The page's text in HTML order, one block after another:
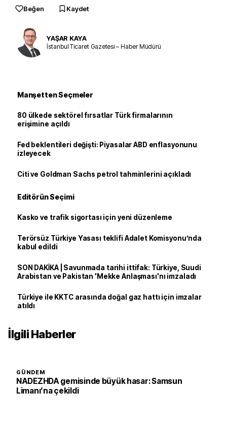
Beğen Kaydet
YAŞAR KAYA
İstanbul Ticaret Gazetesi – Haber Müdürü
Manşetten Seçmeler
80 ülkede sektörel fırsatlar Türk firmalarının
erişimine açıldı
Fed beklentileri değişti: Piyasalar ABD enflasyonunu
izleyecek
Citi ve Goldman Sachs petrol tahminlerini açıkladı
Editörün Seçimi
Kasko ve trafik sigortası için yeni düzenleme
Terörsüz Türkiye Yasası teklifi Adalet Komisyonu’nda
kabul edildi
SON DAKİKA | Savunmada tarihi ittifak: Türkiye, Suudi
Arabistan ve Pakistan 'Mekke Anlaşması'nı imzaladı
Türkiye ile KKTC arasında doğal gaz hattı için imzalar
atıldı
İlgili Haberler
GÜNDEM
NADEZHDA gemisinde büyük hasar: Samsun
Limanı’na çekildi